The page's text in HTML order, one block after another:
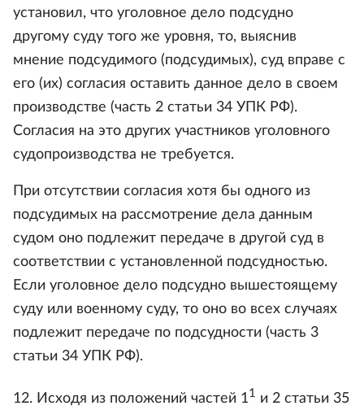
установил, что уголовное дело подсудно
другому суду того же уровня, то, выяснив
мнение подсудимого (подсудимых), суд вправе с
его (их) согласия оставить данное дело в своем
производстве (часть 2 статьи 34 УПК РФ).
Согласия на это других участников уголовного
судопроизводства не требуется.
При отсутствии согласия хотя бы одного из
подсудимых на рассмотрение дела данным
судом оно подлежит передаче в другой суд в
соответствии с установленной подсудностью.
Если уголовное дело подсудно вышестоящему
суду или военному суду, то оно во всех случаях
подлежит передаче по подсудности (часть 3
статьи 34 УПК РФ).
12. Исходя из положений частей 11 и 2 статьи 35